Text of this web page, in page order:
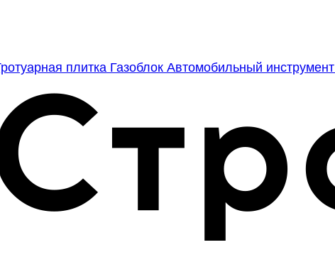
плитка Газоблок Автомобильный инструмент